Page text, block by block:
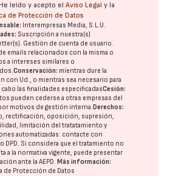
He leído y acepto elAviso Legal y la
de Protección de Datos
Interempresas Media, S.L.U.
Suscripción a nuestra(s)
Gestión de cuenta de usuario.
emails relacionados con la misma o
a intereses similares o
Conservación: mientras dure la
con Ud., o mientras sea necesario para
cabo las finalidades especificadasCesión:
pueden cederse a otras empresas del
motivos de gestión interna. Derechos:
rectificación, oposición, supresión,
limitación del tratatamiento y
automatizadas: contacte con
DPD. Si considera que el tratamiento no
a la normativa vigente, puede presentar
ante laAEPD. Más información:
de Protección de Datos